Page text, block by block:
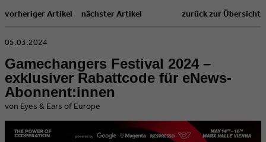
vorheriger Artikel zurück zur Übersicht
nächster Artikel
​05.03.2024
Gamechangers Festival 2024 –
exklusiver Rabattcode für eNews-
Abonnent:innen
von Eyes & Ears of Europe